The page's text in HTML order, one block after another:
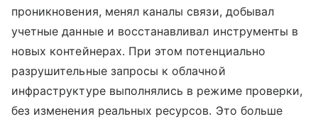
проникновения, менял каналы связи, добывал
учетные данные и восстанавливал инструменты в
новых контейнерах. При этом потенциально
разрушительные запросы к облачной
инфраструктуре выполнялись в режиме проверки,
без изменения реальных ресурсов. Это больше